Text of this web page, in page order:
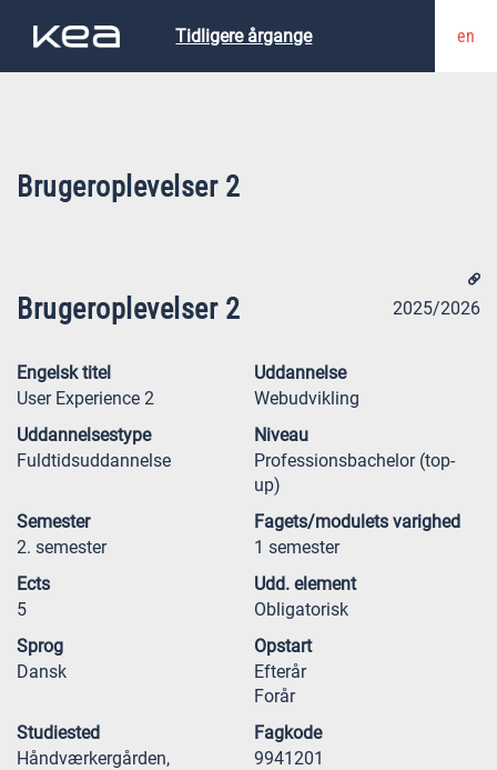
Tidligere årgange en
Brugeroplevelser 2
Brugeroplevelser 2 2025/2026
Engelsk titel
User Experience 2
Uddannelse
Webudvikling
Uddannelsestype
Fuldtidsuddannelse
Niveau
Professionsbachelor (top-
up)
Semester
2. semester
Fagets/modulets varighed
1 semester
Ects
5
Udd. element
Obligatorisk
Sprog
Dansk
Opstart
Efterår
Forår
Studiested
Håndværkergården,
Fagkode
9941201